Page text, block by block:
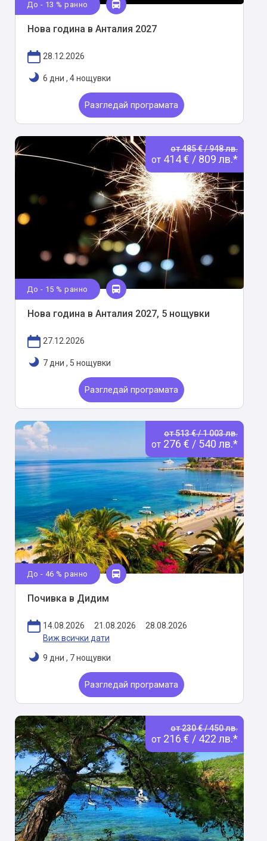
До - 13 % ранно
Нова година в Анталия 2027
28.12.2026
6 дни , 4 нощувки
Разгледай програмата
от 485 € / 948 лв.
от 414 € / 809 лв.*
До - 15 % ранно
Нова година в Анталия 2027, 5 нощувки
27.12.2026
7 дни , 5 нощувки
Разгледай програмата
от 513 € / 1 003 лв.
от 276 € / 540 лв.*
До - 46 % ранно
Почивка в Дидим
14.08.2026 21.08.2026
28.08.2026
Виж всички дати
9 дни , 7 нощувки
Разгледай програмата
от 230 € / 450 лв.
от 216 € / 422 лв.*